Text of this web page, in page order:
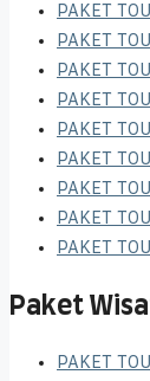
PAKET
PAKET
PAKET
PAKET
PAKET
PAKET
PAKET
PAKET
PAKET
Paket
PAKET